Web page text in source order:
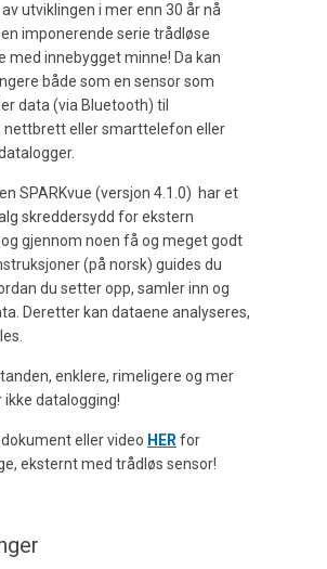
utviklingen i mer enn 30 år nå
imponerende serie trådløse
med innebygget minne! Da kan
både som en sensor som
data (via Bluetooth) til
nettbrett eller smarttelefon eller
SPARKvue (versjon 4.1.0) har et
skreddersydd for ekstern
gjennom noen få og meget godt
(på norsk) guides du
du setter opp, samler inn og
Deretter kan dataene analyseres,
enklere, rimeligere og mer
ikke datalogging!
eller video HERfor
eksternt med trådløs sensor!